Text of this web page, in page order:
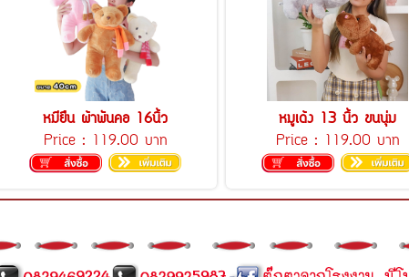
หมียืน ผ้าพันคอ 16นิ้ว
Price : 119.00 บาท
หมูเด้ง 13 นิ้ว ขนนุ่ม
Price : 119.00 บาท